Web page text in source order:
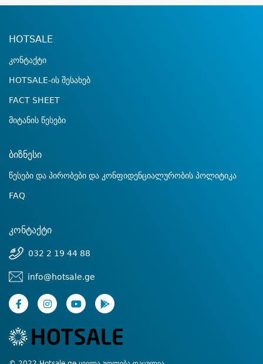
HOTSALE
კონტაქტი
HOTSALE-ის შესახებ
FACT SHEET
მიტანის წესები
ბიზნესი
წესები და პირობები და კონფიდენციალურობის პოლიტიკა
FAQ
კონტაქტი
032 2 19 44 88
info@hotsale.ge